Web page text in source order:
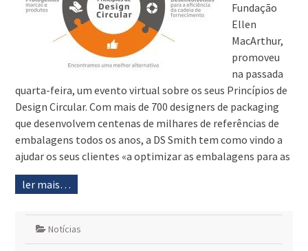
Fundação
Ellen
MacArthur,
promoveu
na passada
quarta-feira, um evento virtual sobre os seus Princípios de
Design Circular. Com mais de 700 designers de packaging
que desenvolvem centenas de milhares de referências de
embalagens todos os anos, a DS Smith tem como vindo a
ajudar os seus clientes «a optimizar as embalagens para as
ler mais…
Notícias